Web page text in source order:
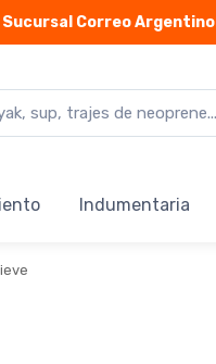
Correo Argentino
Indumentaria